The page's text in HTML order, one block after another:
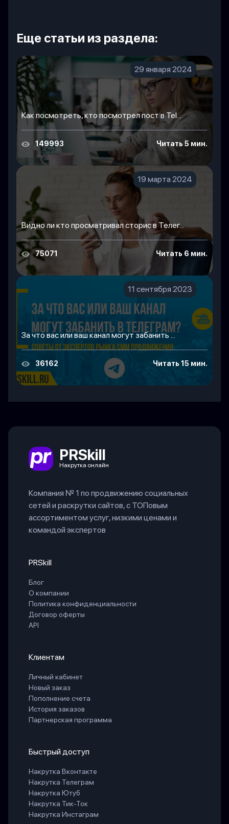
Еще статьи из раздела:
29 января 2024
Как посмотреть, кто посмотрел пост в Tel...
149993 Читать 5 мин.
19 марта 2024
Видно ли кто просматривал сторис в Телег...
75071 Читать 6 мин.
11 сентября 2023
За что вас или ваш канал могут забанить ...
36162 Читать 15 мин.
PRSkill
Накрутка онлайн
Компания № 1 по продвижению социальных
сетей и раскрутки сайтов, с ТОПовым
ассортиментом услуг, низкими ценами и
командой экспертов
PRSkill
Блог
О компании
Политика конфиденциальности
Договор оферты
API
Клиентам
Личный кабинет
Новый заказ
Пополнение счета
История заказов
Партнерская программа
Быстрый доступ
Накрутка Вконтакте
Накрутка Телеграм
Накрутка Ютуб
Накрутка Тик-Ток
Накрутка Инстаграм